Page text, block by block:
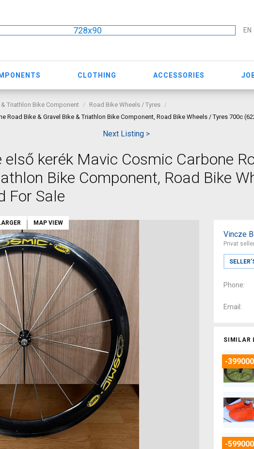
728x90 EN
CLOTHING ACCESSORIES
Triathlon Bike Component
Road Bike Wheels / Tyres
Road Bike & Gravel Bike & Triathlon Bike Component, Road Bike Wheels / Tyres 700c
Next Listing >
kerék Mavic Cosmic Carbone
Bike Component, Road Bike
For Sale
Vincze
Privat
Phone
Email
SIMILAR
-
-
MAP VIEW